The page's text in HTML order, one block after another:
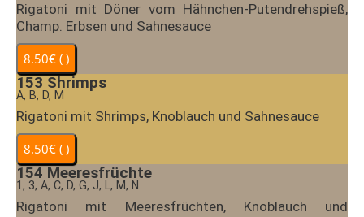
Rigatoni mit Döner vom Hähnchen-Putendrehspieß,
Champ. Erbsen und Sahnesauce
153 Shrimps
A, B, D, M
Rigatoni mit Shrimps, Knoblauch und Sahnesauce
154 Meeresfrüchte
1, 3, A, C, D, G, J, L, M, N
Rigatoni mit Meeresfrüchten, Knoblauch und